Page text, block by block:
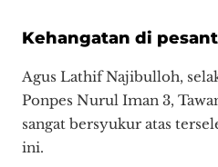
Kehangatan di
Agus Lathif Najibulloh,
Ponpes Nurul Iman 3,
sangat bersyukur atas
ini.